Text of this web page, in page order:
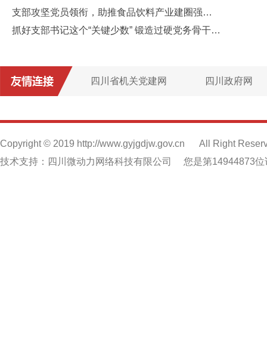
支部攻坚党员领衔，助推食品饮料产业建圈强链！
抓好支部书记这个“关键少数” 锻造过硬党务骨干队伍
四川省机关党建网 四川政府网
Copyright © 2019 http://www.gyjgdjw.gov.cn
All Right
技术支持：四川微动力网络科技有限公司
您是第14944873位